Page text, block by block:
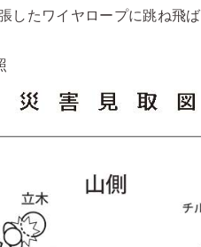
たワイヤロープに跳ね飛